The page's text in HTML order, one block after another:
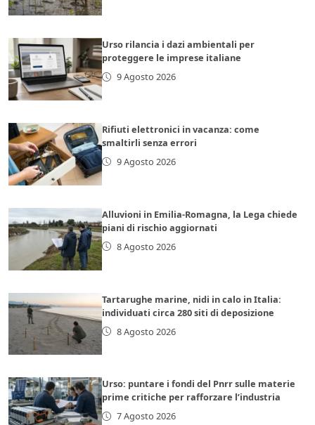
Urso rilancia i dazi ambientali per
proteggere le imprese italiane
9 Agosto 2026
Rifiuti elettronici in vacanza: come
smaltirli senza errori
9 Agosto 2026
Alluvioni in Emilia-Romagna, la Lega chiede
piani di rischio aggiornati
8 Agosto 2026
Tartarughe marine, nidi in calo in Italia:
individuati circa 280 siti di deposizione
8 Agosto 2026
Urso: puntare i fondi del Pnrr sulle materie
prime critiche per rafforzare l’industria
7 Agosto 2026